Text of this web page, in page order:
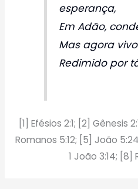
esperança,
Em Adão,
Mas agora
Redimido por
[1] Efésios 2:1; [2] Gênesis
Romanos 5:12; [5] João
1 João 3:14; [8]